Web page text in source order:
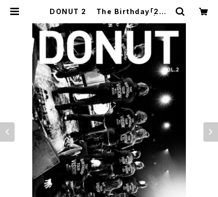
DONUT 2 The Birthday「201
UDIO M.O.G. Shop